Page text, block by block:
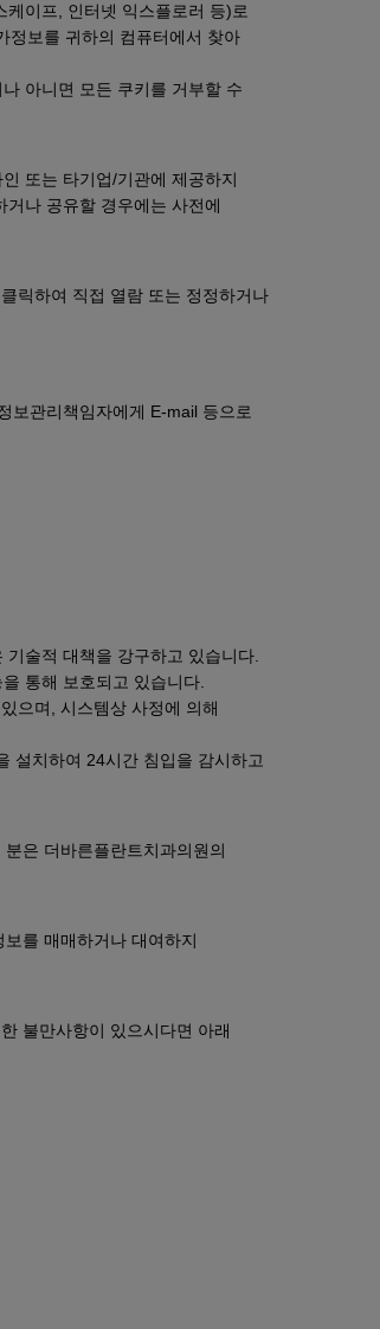
이프, 인터넷 익스플로러 등)로
정보를 귀하의 컴퓨터에서 찾아
아니면 모든 쿠키를 거부할 수
또는 타기업/기관에 제공하지
나 공유할 경우에는 사전에
릭하여 직접 열람 또는 정정하거나
보관리책임자에게 E-mail 등으로
술적 대책을 강구하고 있습니다.
통해 보호되고 있습니다.
으며, 시스템상 사정에 의해
설치하여 24시간 침입을 감시하고
은 더바른플란트치과의원의
를 매매하거나 대여하지
불만사항이 있으시다면 아래